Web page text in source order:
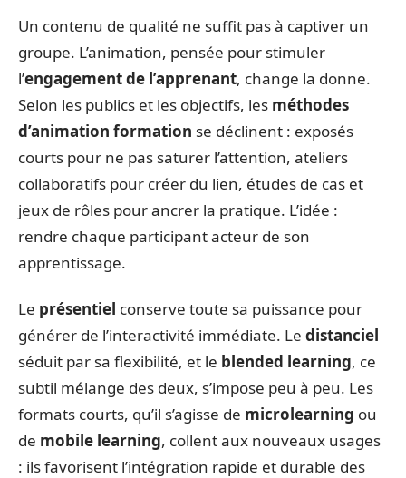
Un contenu de qualité ne suffit pas à captiver un
groupe. L’animation, pensée pour stimuler
l’engagement de l’apprenant, change la donne.
Selon les publics et les objectifs, les méthodes
d’animation formation se déclinent : exposés
courts pour ne pas saturer l’attention, ateliers
collaboratifs pour créer du lien, études de cas et
jeux de rôles pour ancrer la pratique. L’idée :
rendre chaque participant acteur de son
apprentissage.
Le présentiel conserve toute sa puissance pour
générer de l’interactivité immédiate. Le distanciel
séduit par sa flexibilité, et le blended learning, ce
subtil mélange des deux, s’impose peu à peu. Les
formats courts, qu’il s’agisse de microlearning ou
de mobile learning, collent aux nouveaux usages
: ils favorisent l’intégration rapide et durable des